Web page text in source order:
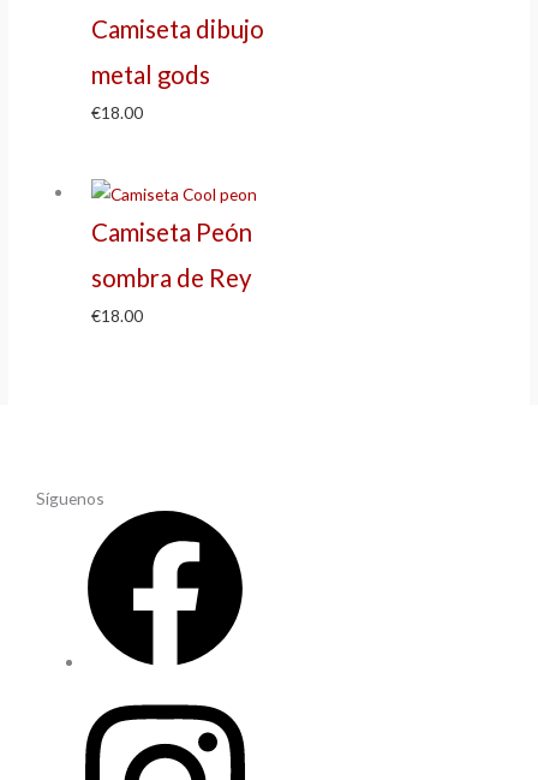
Camiseta dibujo
metal gods
€18.00
Camiseta Peón
sombra de Rey
€18.00
Síguenos